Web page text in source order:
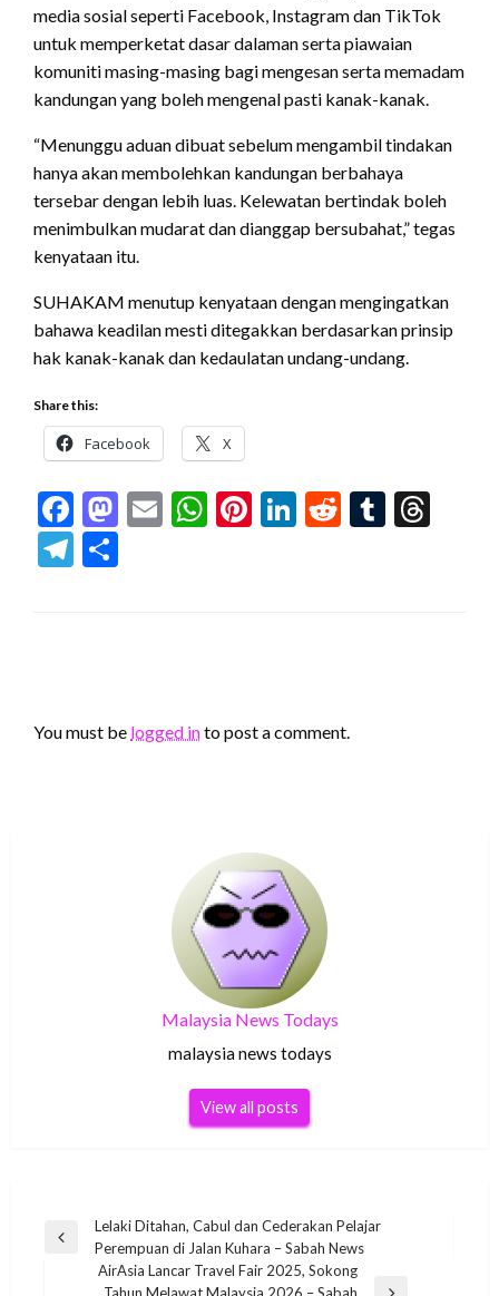
media sosial seperti Facebook, Instagram dan TikTok
untuk memperketat dasar dalaman serta piawaian
komuniti masing-masing bagi mengesan serta memadam
kandungan yang boleh mengenal pasti kanak-kanak.
“Menunggu aduan dibuat sebelum mengambil tindakan
hanya akan membolehkan kandungan berbahaya
tersebar dengan lebih luas. Kelewatan bertindak boleh
menimbulkan mudarat dan dianggap bersubahat,” tegas
kenyataan itu.
SUHAKAM menutup kenyataan dengan mengingatkan
bahawa keadilan mesti ditegakkan berdasarkan prinsip
hak kanak-kanak dan kedaulatan undang-undang.
Share this:
Facebook X
Facebook
Mastodon
EmailWhatsApp
Pinterest
LinkedIn
RedditTumblr
Telegram
You must be logged into post a comment.
Malaysia News Todays
malaysia news todays
View all posts
Post
navigation
Previous
Lelaki Ditahan, Cabul dan Cederakan Pelajar
Perempuan di Jalan Kuhara – Sabah News
AirAsia Lancar Travel Fair 2025, Sokong